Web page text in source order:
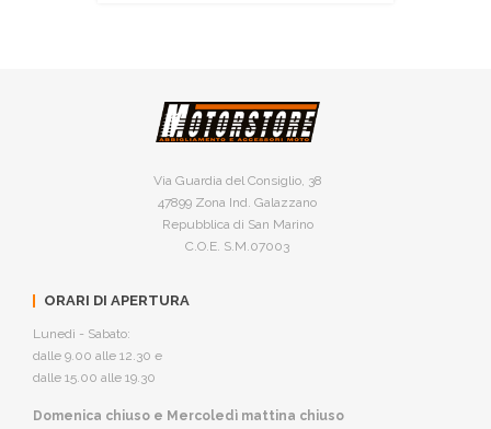
Via Guardia del Consiglio, 38
47899 Zona Ind. Galazzano
Repubblica di San Marino
C.O.E. S.M.07003
ORARI DI APERTURA
Lunedì - Sabato:
dalle 9.00 alle 12.30 e
dalle 15.00 alle 19.30
Domenica chiuso e Mercoledì mattina chiuso